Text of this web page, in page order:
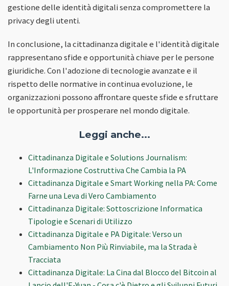
gestione delle identità digitali senza compromettere la
privacy degli utenti.
In conclusione, la cittadinanza digitale e l'identità digitale
rappresentano sfide e opportunità chiave per le persone
giuridiche. Con l'adozione di tecnologie avanzate e il
rispetto delle normative in continua evoluzione, le
organizzazioni possono affrontare queste sfide e sfruttare
le opportunità per prosperare nel mondo digitale.
Leggi anche...
Cittadinanza Digitale e Solutions Journalism:
L'Informazione Costruttiva Che Cambia la PA
Cittadinanza Digitale e Smart Working nella PA: Come
Farne una Leva di Vero Cambiamento
Cittadinanza Digitale: Sottoscrizione Informatica
Tipologie e Scenari di Utilizzo
Cittadinanza Digitale e PA Digitale: Verso un
Cambiamento Non Più Rinviabile, ma la Strada è
Tracciata
Cittadinanza Digitale: La Cina dal Blocco del Bitcoin al